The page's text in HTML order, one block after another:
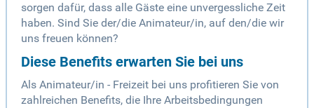
sorgen dafür, dass alle Gäste eine unvergessliche Zeit
haben. Sind Sie der/die Animateur/in, auf den/die wir
uns freuen können?
Diese Benefits erwarten Sie bei uns
Als Animateur/in - Freizeit bei uns profitieren Sie von
zahlreichen Benefits, die Ihre Arbeitsbedingungen